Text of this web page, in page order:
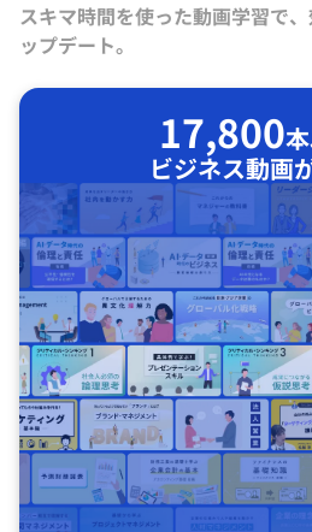
スキマ時間を使った動画学習で
ップデート。
17,800
ビジネス動画